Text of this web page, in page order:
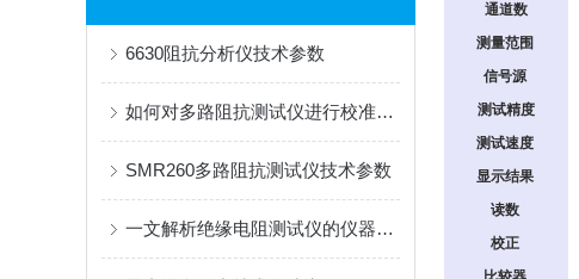
6630阻抗分析仪技术参数
如何对多路阻抗测试仪进行校准和维护？
SMR260多路阻抗测试仪技术参数
一文解析绝缘电阻测试仪的仪器校准步骤
通道数
测量范围
信号源
测试精度
测试速度
显示结果
读数
校正